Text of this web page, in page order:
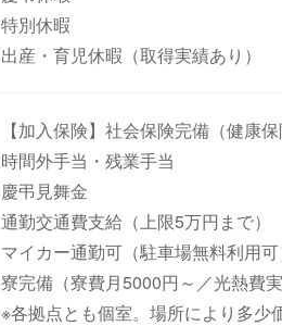
特別休暇
出産・育児休暇（取得実績あり）
【加入保険】社会保険完備（健康
時間外手当・残業手当
慶弔見舞金
通勤交通費支給（上限5万円まで）
マイカー通勤可（駐車場無料利用可
寮完備（寮費月5000円～／光熱費実
※各拠点とも個室。場所により多少